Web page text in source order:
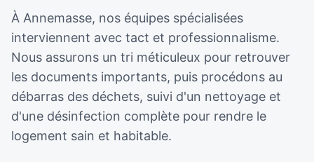
À Annemasse, nos équipes spécialisées
interviennent avec tact et professionnalisme.
Nous assurons un tri méticuleux pour retrouver
les documents importants, puis procédons au
débarras des déchets, suivi d'un nettoyage et
d'une désinfection complète pour rendre le
logement sain et habitable.